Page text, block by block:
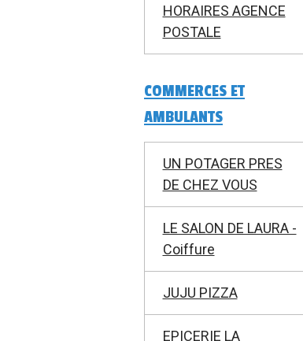
HORAIRES AGENCE
POSTALE
COMMERCES ET
AMBULANTS
UN POTAGER PRES
DE CHEZ VOUS
LE SALON DE LAURA -
Coiffure
JUJU PIZZA
EPICERIE LA